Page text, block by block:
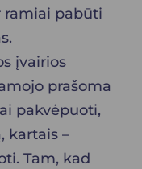
ramiai pabūti
įvairios
prašoma
pakvėpuoti,
kartais –
Tam, kad